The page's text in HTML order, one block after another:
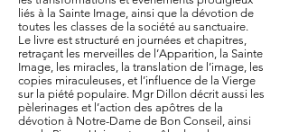
liés à la Sainte Image, ainsi que la dévotion de
toutes les classes de la société au sanctuaire.
Le livre est structuré en journées et chapitres,
retraçant les merveilles de l’Apparition, la Sainte
Image, les miracles, la translation de l’image, les
copies miraculeuses, et l’influence de la Vierge
sur la piété populaire. Mgr Dillon décrit aussi les
pèlerinages et l’action des apôtres de la
dévotion à Notre-Dame de Bon Conseil, ainsi